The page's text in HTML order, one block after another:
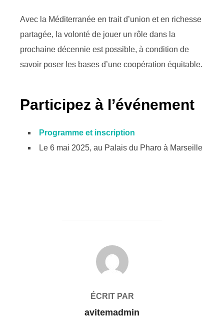
Avec la Méditerranée en trait d’union et en richesse
partagée, la volonté de jouer un rôle dans la
prochaine décennie est possible, à condition de
savoir poser les bases d’une coopération équitable.
Participez à l’événement
Programme et inscription
Le 6 mai 2025, au Palais du Pharo à Marseille
AUTEUR DE LA PUBLICATION
ÉCRIT PAR
avitemadmin